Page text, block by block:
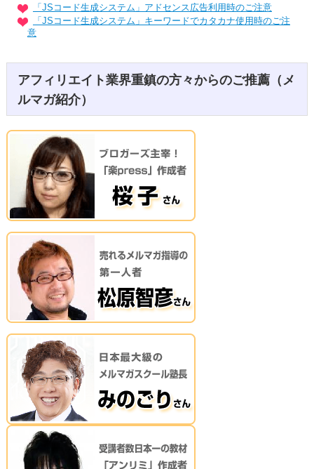
「JSコード生成システム」アドセンス広告利用時のご注意
「JSコード生成システム」キーワードでカタカナ使用時のご注
意
アフィリエイト業界重鎮の方々からのご推薦（メ
ルマガ紹介）